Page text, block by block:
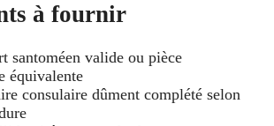
à fournir
santoméen valide ou pièce
équivalente
consulaire dûment complété selon